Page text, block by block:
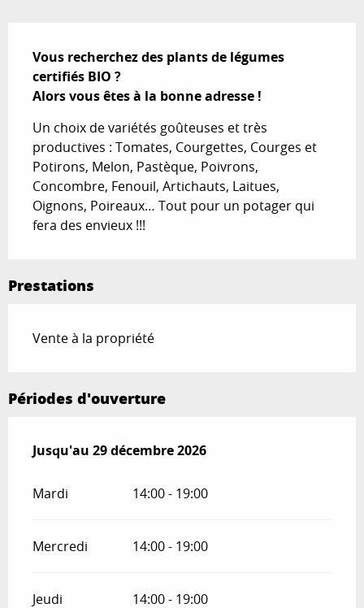
Vous recherchez des plants de légumes
certifiés BIO ?
Alors vous êtes à la bonne adresse !
Un choix de variétés goûteuses et très
productives : Tomates, Courgettes, Courges et
Potirons, Melon, Pastèque, Poivrons,
Concombre, Fenouil, Artichauts, Laitues,
Oignons, Poireaux… Tout pour un potager qui
fera des envieux !!!
Prestations
Vente à la propriété
Périodes d'ouverture
Du6 janvier 2026au29 décembre 2026
Jusqu'au 29 décembre 2026
Mardi 14:00 - 19:00
Mercredi 14:00 - 19:00
Jeudi 14:00 - 19:00